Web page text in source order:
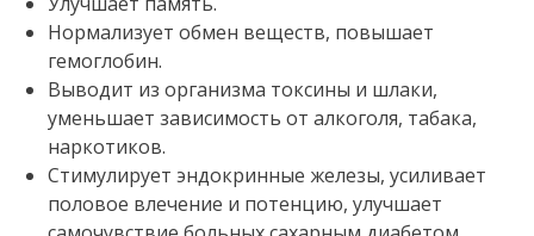
Нормализует обмен веществ, повышает
гемоглобин.
Выводит из организма токсины и шлаки,
уменьшает зависимость от алкоголя, табака,
наркотиков.
Стимулирует эндокринные железы, усиливает
половое влечение и потенцию, улучшает